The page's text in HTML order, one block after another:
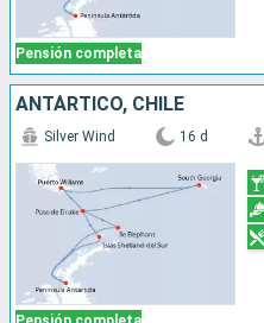
Pensión completa
ANTÁRTICO, CHILE
Silver Wind 16 d